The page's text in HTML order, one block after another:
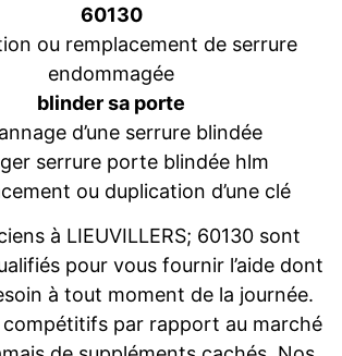
60130
ou remplacement de serrure
endommagée
blinder sa porte
d’une serrure blindée
serrure porte blindée hlm
ou duplication d’une clé
à LIEUVILLERS; 60130 sont
pour vous fournir l’aide dont
à tout moment de la journée.
par rapport au marché